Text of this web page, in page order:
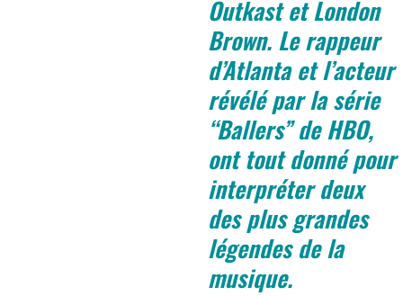
Outkast et London
Brown. Le rappeur
d’Atlanta et l’acteur
révélé par la série
“Ballers” de HBO,
ont tout donné pour
interpréter deux
des plus grandes
légendes de la
musique.